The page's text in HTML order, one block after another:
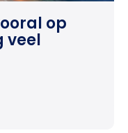
op
veel